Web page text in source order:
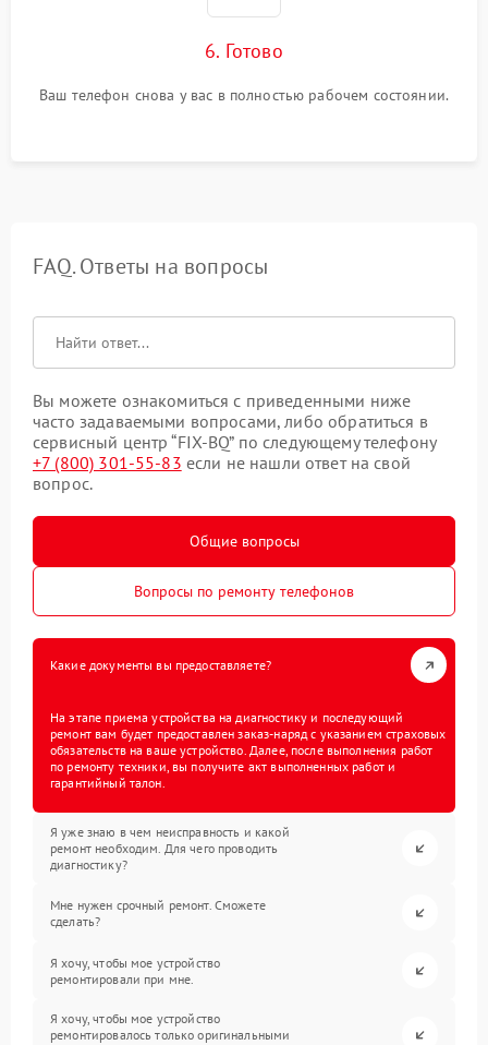
6. Готово
Ваш телефон снова у вас в полностью рабочем состоянии.
FAQ. Ответы на вопросы
Вы можете ознакомиться с приведенными ниже
часто задаваемыми вопросами, либо обратиться в
сервисный центр “FIX-BQ” по следующему телефону
+7 (800) 301-55-83 если не нашли ответ на свой
вопрос.
Общие вопросы
Вопросы по ремонту телефонов
Какие документы вы предоставляете?
На этапе приема устройства на диагностику и последующий
ремонт вам будет предоставлен заказ-наряд с указанием страховых
обязательств на ваше устройство. Далее, после выполнения работ
по ремонту техники, вы получите акт выполненных работ и
гарантийный талон.
Я уже знаю в чем неисправность и какой
ремонт необходим. Для чего проводить
диагностику?
Мне нужен срочный ремонт. Сможете
сделать?
Я хочу, чтобы мое устройство
ремонтировали при мне.
Я хочу, чтобы мое устройство
ремонтировалось только оригинальными